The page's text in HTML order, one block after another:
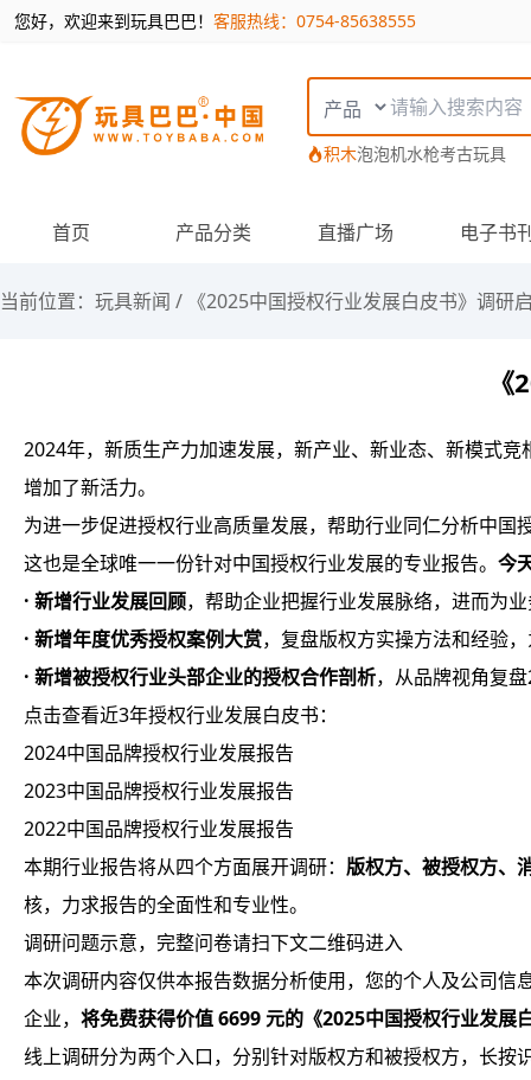
您好，欢迎来到玩具巴巴！ 客服热线：0754-85638555
搜索类型
积木泡泡机水枪考古玩具
首页 产品分类 直播广场 电子书
当前位置： 玩具新闻 / 《2025中国授权行业发展白皮书》调研
2024年，新质生产力加速发展，新产业、新业态、新模式
增加了新活力。
为进一步促进授权行业高质量发展，帮助行业同仁分析中
这也是全球唯一一份针对中国授权行业发展的专业报告。 今
· 新增行业发展回顾，帮助企业把握行业发展脉络，进而为
· 新增年度优秀授权案例大赏，复盘版权方实操方法和经验
· 新增被授权行业头部企业的授权合作剖析，从品牌视角复
点击查看近3年授权行业发展白皮书：
2024中国品牌授权行业发展报告
2023中国品牌授权行业发展报告
2022中国品牌授权行业发展报告
本期行业报告将从四个方面展开调研： 版权方、被授权方、
核，力求报告的全面性和专业性。
调研问题示意，完整问卷请扫下文二维码进入
本次调研内容仅供本报告数据分析使用，您的个人及公司
企业， 将免费获得价值 6699 元的《2025中国授权行业发展
线上调研分为两个入口，分别针对版权方和被授权方，长按